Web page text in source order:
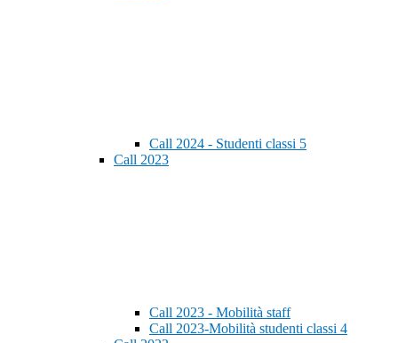
Call 2024 - Studenti classi 5
Call 2023
Call 2023 - Mobilità staff
Call 2023-Mobilità studenti classi 4